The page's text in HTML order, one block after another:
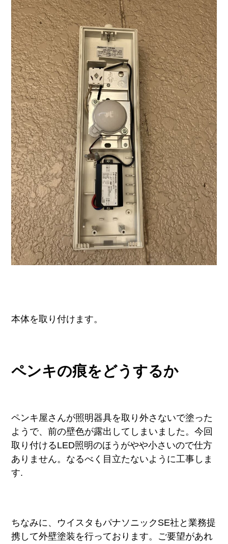
本体を取り付けます。
ペンキの痕をどうするか
ペンキ屋さんが照明器具を取り外さないで塗った
ようで、前の壁色が露出してしまいました。今回
取り付けるLED照明のほうがやや小さいので仕方
ありません。なるべく目立たないように工事しま
す.
ちなみに、ウイスタもパナソニックSE社と業務提
携して外壁塗装を行っております。ご要望があれ